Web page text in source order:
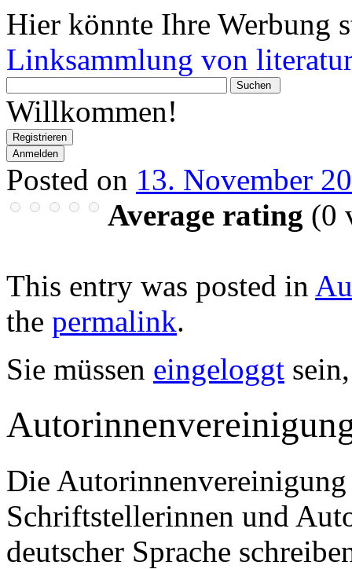
Hier könnte Ihre Werbung
Linksammlung von
suchen
Sie?
Willkommen!
Registrieren
Anmelden
Posted on 13. November
Average rating (0
This entry was posted in
the permalink.
Sie müssen eingeloggt
Die
Schriftstellerinnen und
deutscher Sprache